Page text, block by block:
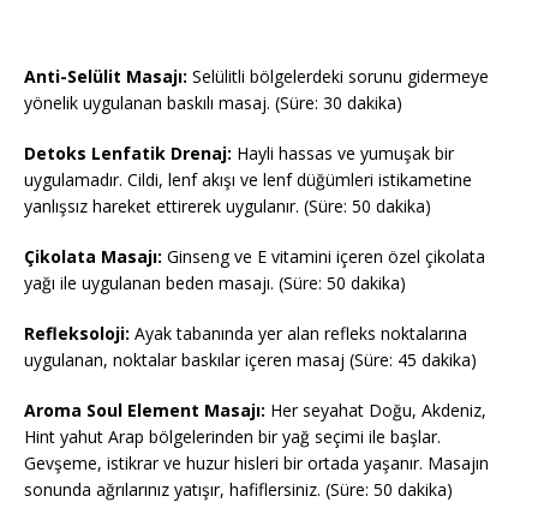
Anti-Selülit Masajı: Selülitli bölgelerdeki sorunu gidermeye
yönelik uygulanan baskılı masaj. (Süre: 30 dakika)
Detoks Lenfatik Drenaj: Hayli hassas ve yumuşak bir
uygulamadır. Cildi, lenf akışı ve lenf düğümleri istikametine
yanlışsız hareket ettirerek uygulanır. (Süre: 50 dakika)
Çikolata Masajı: Ginseng ve E vitamini içeren özel çikolata
yağı ile uygulanan beden masajı. (Süre: 50 dakika)
Refleksoloji: Ayak tabanında yer alan refleks noktalarına
uygulanan, noktalar baskılar içeren masaj (Süre: 45 dakika)
Aroma Soul Element Masajı: Her seyahat Doğu, Akdeniz,
Hint yahut Arap bölgelerinden bir yağ seçimi ile başlar.
Gevşeme, istikrar ve huzur hisleri bir ortada yaşanır. Masajın
sonunda ağrılarınız yatışır, hafiflersiniz. (Süre: 50 dakika)